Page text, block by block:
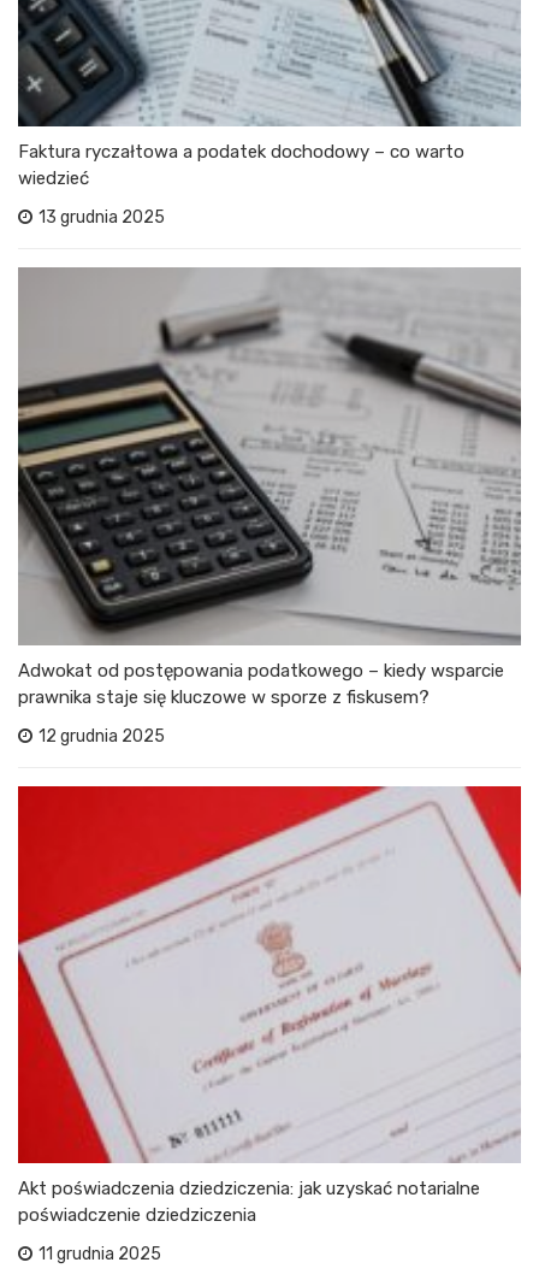
Faktura ryczałtowa a podatek dochodowy – co warto
wiedzieć
13 grudnia 2025
Adwokat od postępowania podatkowego – kiedy wsparcie
prawnika staje się kluczowe w sporze z fiskusem?
12 grudnia 2025
Akt poświadczenia dziedziczenia: jak uzyskać notarialne
poświadczenie dziedziczenia
11 grudnia 2025